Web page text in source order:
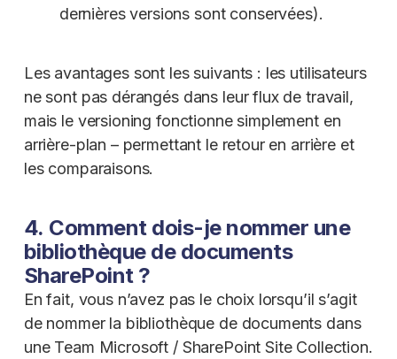
dernières versions sont conservées).
Les avantages sont les suivants : les utilisateurs
ne sont pas dérangés dans leur flux de travail,
mais le versioning fonctionne simplement en
arrière-plan – permettant le retour en arrière et
les comparaisons.
4. Comment dois-je nommer une
bibliothèque de documents
SharePoint ?
En fait, vous n’avez pas le choix lorsqu’il s’agit
de nommer la bibliothèque de documents dans
une Team Microsoft / SharePoint Site Collection.